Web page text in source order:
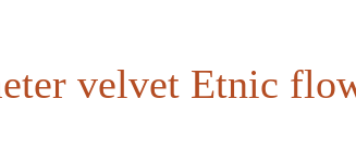
velvet Etnic